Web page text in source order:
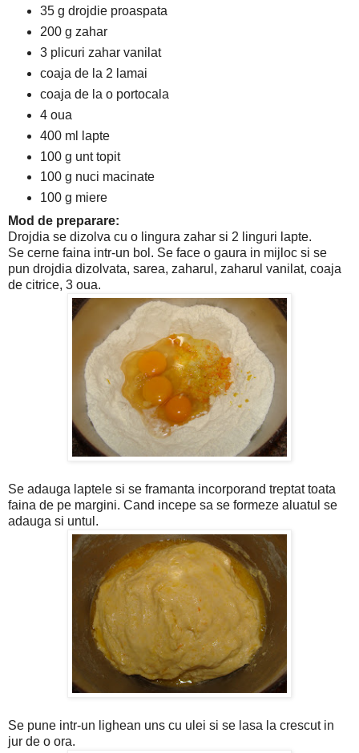
35 g drojdie proaspata
200 g zahar
3 plicuri zahar vanilat
coaja de la 2 lamai
coaja de la o portocala
4 oua
400 ml lapte
100 g unt topit
100 g nuci macinate
100 g miere
Mod de preparare:
Drojdia se dizolva cu o lingura zahar si 2 linguri lapte.
Se cerne faina intr-un bol. Se face o gaura in mijloc si se
pun drojdia dizolvata, sarea, zaharul, zaharul vanilat, coaja
de citrice, 3 oua.
Se adauga laptele si se framanta incorporand treptat toata
faina de pe margini. Cand incepe sa se formeze aluatul se
adauga si untul.
Se pune intr-un lighean uns cu ulei si se lasa la crescut in
jur de o ora.